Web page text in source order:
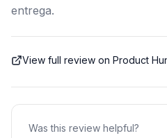
entrega.
View full review on Product
Was this review helpful?